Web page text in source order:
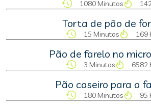
1080 Minutos
Torta de pão de
15 Minutos 169
Pão de farelo no
3 Minutos 6582
Pão caseiro para a
180 Minutos 95